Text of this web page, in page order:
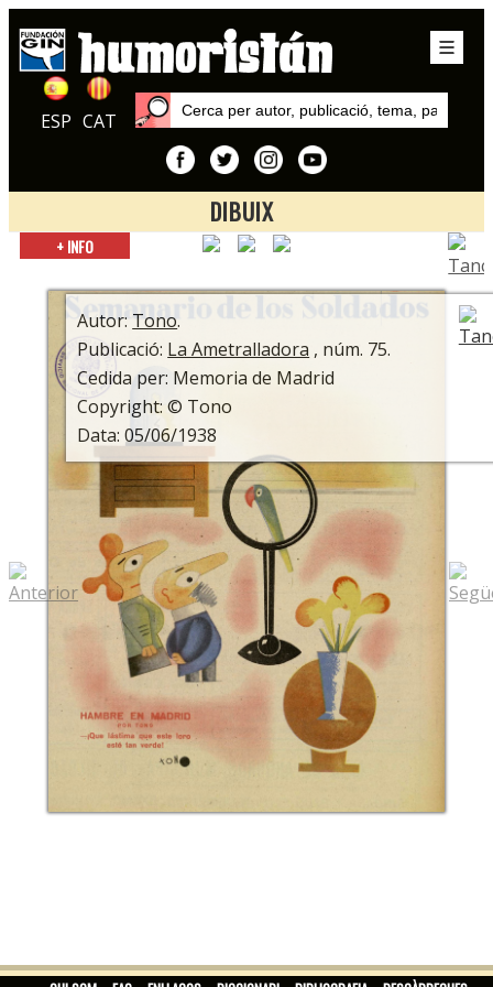
ESP CAT
DIBUIX
Inici
Tono
+ INFO
Autor:Tono.
Publicació: La Ametralladora , núm. 75.
Cedida per: Memoria de Madrid
Copyright: © Tono
Data: 05/06/1938